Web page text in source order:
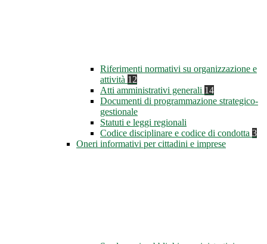
Riferimenti normativi su organizzazione e
attività 12
Atti amministrativi generali 14
Documenti di programmazione strategico-
gestionale
Statuti e leggi regionali
Codice disciplinare e codice di condotta 3
Oneri informativi per cittadini e imprese